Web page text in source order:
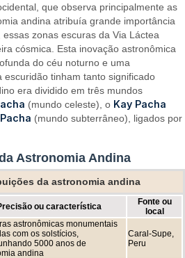
que observa principalmente as
andina atribuía grande importância
, essas zonas escuras da Via Láctea
cósmica. Esta inovação astronômica
do céu noturno e uma
escuridão tinham tanto significado
era dividido em três mundos
(mundo celeste), o Kay Pacha
(mundo subterrâneo), ligados por
Astronomia Andina
da astronomia andina
ou característica
Fonte ou
local
astronômicas monumentais
com os solstícios,
5000 anos de
andina
Caral-Supe,
Peru